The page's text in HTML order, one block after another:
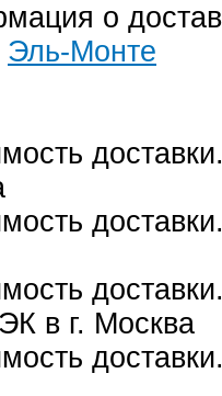
о
Эль-Монте
в г. Москва